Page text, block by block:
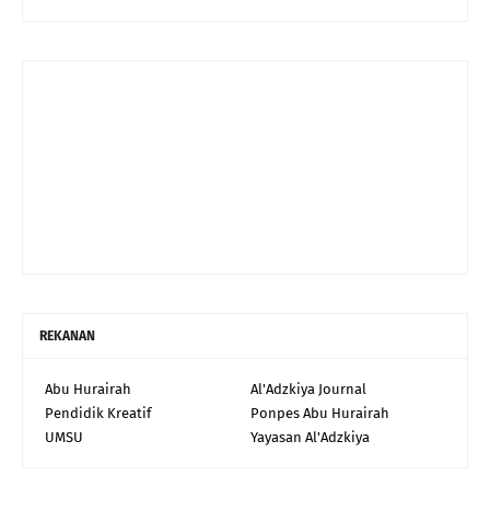
REKANAN
Abu Hurairah
Al'Adzkiya Journal
Pendidik Kreatif
Ponpes Abu Hurairah
UMSU
Yayasan Al'Adzkiya